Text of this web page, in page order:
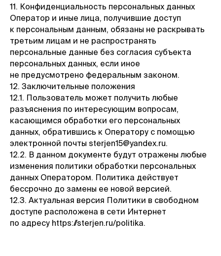
11. Конфиденциальность персональных данных
Оператор и иные лица, получившие доступ
к персональным данным, обязаны не раскрывать
третьим лицам и не распространять
персональные данные без согласия субъекта
персональных данных, если иное
не предусмотрено федеральным законом.
12. Заключительные положения
12.1. Пользователь может получить любые
разъяснения по интересующим вопросам,
касающимся обработки его персональных
данных, обратившись к Оператору с помощью
электронной почты sterjen15@yandex.ru.
12.2. В данном документе будут отражены любые
изменения политики обработки персональных
данных Оператором. Политика действует
бессрочно до замены ее новой версией.
12.3. Актуальная версия Политики в свободном
доступе расположена в сети Интернет
по адресу https://sterjen.ru/politika.